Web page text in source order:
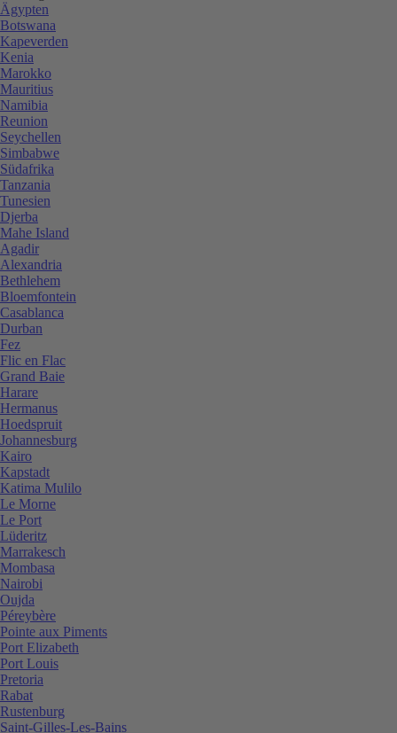
Ägypten
Botswana
Kapeverden
Kenia
Marokko
Mauritius
Namibia
Reunion
Seychellen
Simbabwe
Südafrika
Tanzania
Tunesien
Djerba
Mahe Island
Agadir
Alexandria
Bethlehem
Bloemfontein
Casablanca
Durban
Fez
Flic en Flac
Grand Baie
Harare
Hermanus
Hoedspruit
Johannesburg
Kairo
Kapstadt
Katima Mulilo
Le Morne
Le Port
Lüderitz
Marrakesch
Mombasa
Nairobi
Oujda
Péreybère
Pointe aux Piments
Port Elizabeth
Port Louis
Pretoria
Rabat
Rustenburg
Saint-Gilles-Les-Bains